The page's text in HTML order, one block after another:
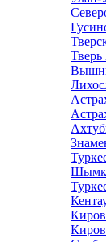
Тверь
Киров